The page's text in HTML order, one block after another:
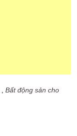
,Bất động sản cho